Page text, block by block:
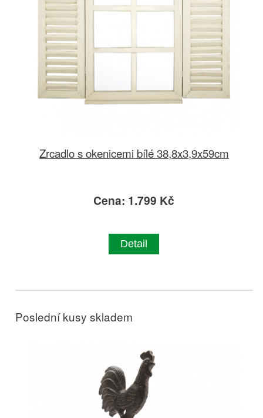
Zrcadlo s okenicemi bílé 38,8x3,9x59cm
Cena: 1.799 Kč
Detail
Poslední kusy skladem